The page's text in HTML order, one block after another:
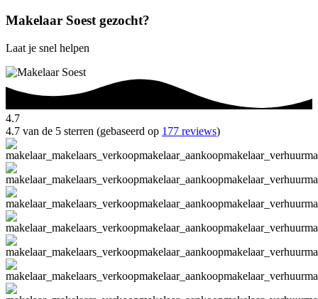
Makelaar Soest gezocht?
Laat je snel helpen
4.7
4.7 van de 5 sterren (gebaseerd op 177 reviews)